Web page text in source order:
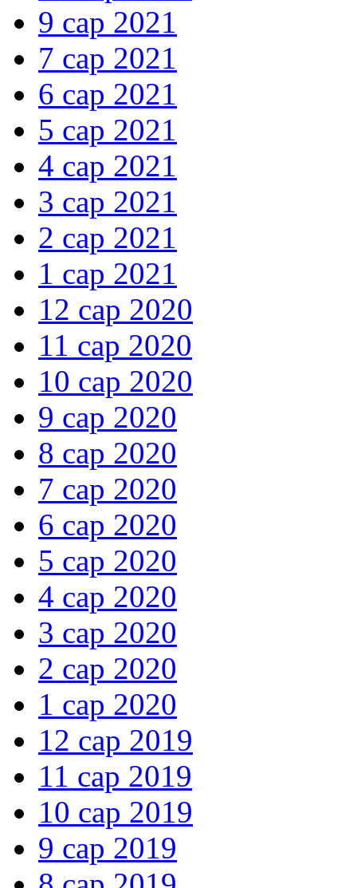
9 сар 2021
7 сар 2021
6 сар 2021
5 сар 2021
4 сар 2021
3 сар 2021
2 сар 2021
1 сар 2021
12 сар 2020
11 сар 2020
10 сар 2020
9 сар 2020
8 сар 2020
7 сар 2020
6 сар 2020
5 сар 2020
4 сар 2020
3 сар 2020
2 сар 2020
1 сар 2020
12 сар 2019
11 сар 2019
10 сар 2019
9 сар 2019